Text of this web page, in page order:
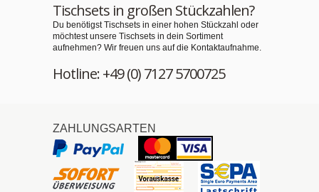
Tischsets in großen Stückzahlen?
Du benötigst Tischsets in einer hohen Stückzahl oder
möchtest unsere Tischsets in dein Sortiment
aufnehmen? Wir freuen uns auf die Kontaktaufnahme.
Hotline: +49 (0) 7127 5700725
ZAHLUNGSARTEN